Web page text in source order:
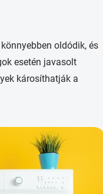
oldódik, és
esetén javasolt
károsíthatják a